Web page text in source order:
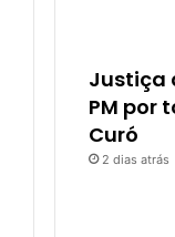
Justiça
PM por
Curó
2 dias atrás